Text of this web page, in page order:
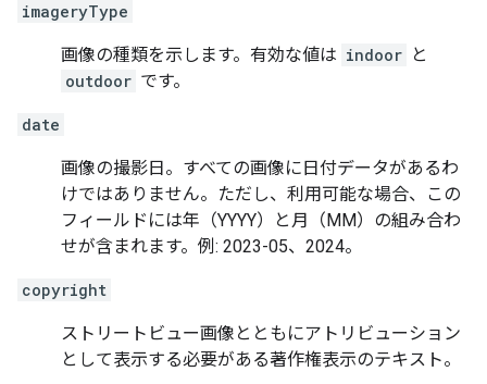
imageryType
画像の種類を示します。有効な値は indoor と
outdoor です。
date
画像の撮影日。すべての画像に日付データがあるわ
けではありません。ただし、利用可能な場合、この
フィールドには年（YYYY）と月（MM）の組み合わ
せが含まれます。例: 2023-05、2024。
copyright
ストリートビュー画像とともにアトリビューション
として表示する必要がある著作権表示のテキスト。